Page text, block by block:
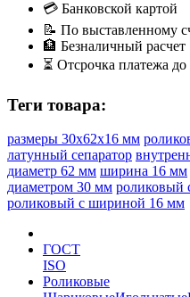
💳 Банковской картой
📝 По выставленному
🏦 Безналичный расчет
⏳ Отсрочка платежа до
Теги товара:
размеры 30x62x16 мм
латунный сепаратор
диаметр 62 мм ширина 16 мм
диаметром 30 мм роликовый
роликовый с шириной 16 мм
ГОСТ
ISO
Роликовые